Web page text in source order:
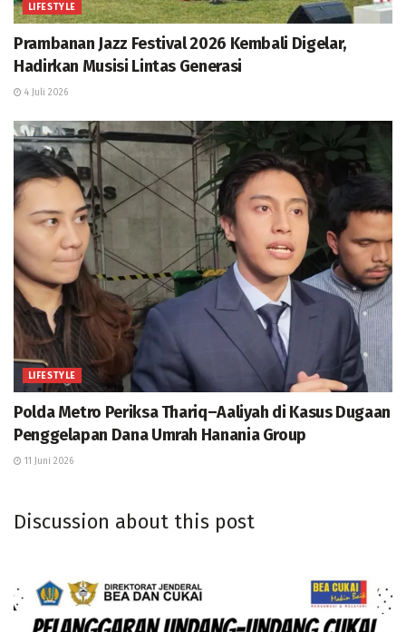
LIFESTYLE
Prambanan Jazz Festival 2026 Kembali Digelar,
Hadirkan Musisi Lintas Generasi
4 Juli 2026
LIFESTYLE
Polda Metro Periksa Thariq–Aaliyah di Kasus Dugaan
Penggelapan Dana Umrah Hanania Group
11 Juni 2026
Discussion about this post